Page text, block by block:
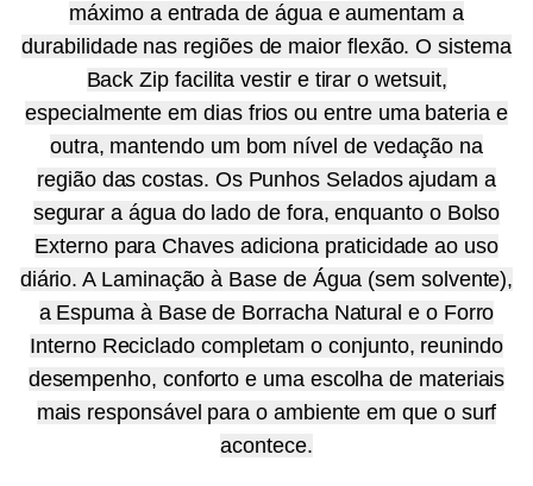
máximo a entrada de água e aumentam a
durabilidade nas regiões de maior flexão. O sistema
Back Zip facilita vestir e tirar o wetsuit,
especialmente em dias frios ou entre uma bateria e
outra, mantendo um bom nível de vedação na
região das costas. Os Punhos Selados ajudam a
segurar a água do lado de fora, enquanto o Bolso
Externo para Chaves adiciona praticidade ao uso
diário. A Laminação à Base de Água (sem solvente),
a Espuma à Base de Borracha Natural e o Forro
Interno Reciclado completam o conjunto, reunindo
desempenho, conforto e uma escolha de materiais
mais responsável para o ambiente em que o surf
acontece.